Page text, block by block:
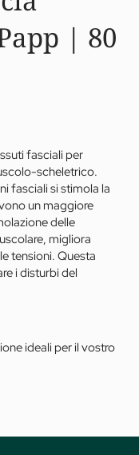
| 80
fasciali per
scheletrico.
fasciali si stimola la
un maggiore
delle
migliora
tensioni. Questa
i disturbi del
ideali per il vostro